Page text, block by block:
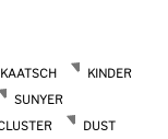
KAATSCH
KINDER
SUNYER
DUST